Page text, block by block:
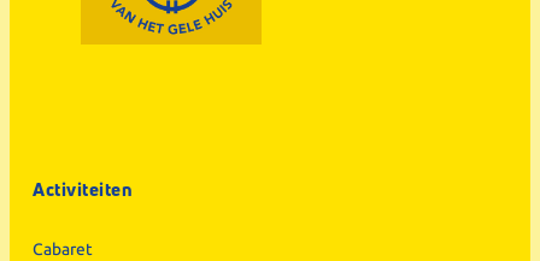
Activiteiten
Cabaret